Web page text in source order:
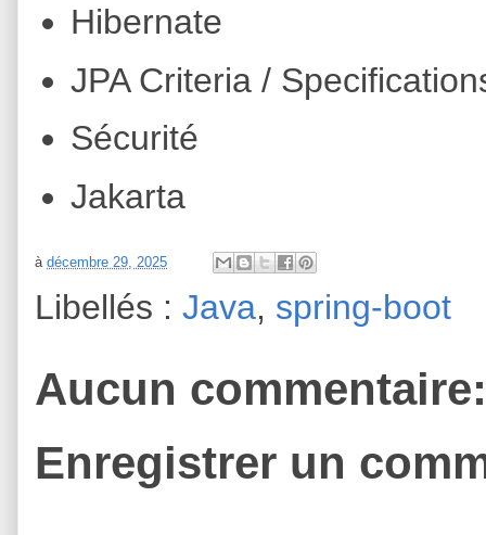
Hibernate
JPA Criteria /
Sécurité
Jakarta
à décembre 29, 2025
Libellés : Java, spring-boot
Aucun commentaire:
Enregistrer un